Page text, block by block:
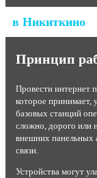
в Никиткино
Принцип
Провести интернет
которое принимает,
базовых станций
сложно, дорого или
внешних панельных
связи.
Устройства могут